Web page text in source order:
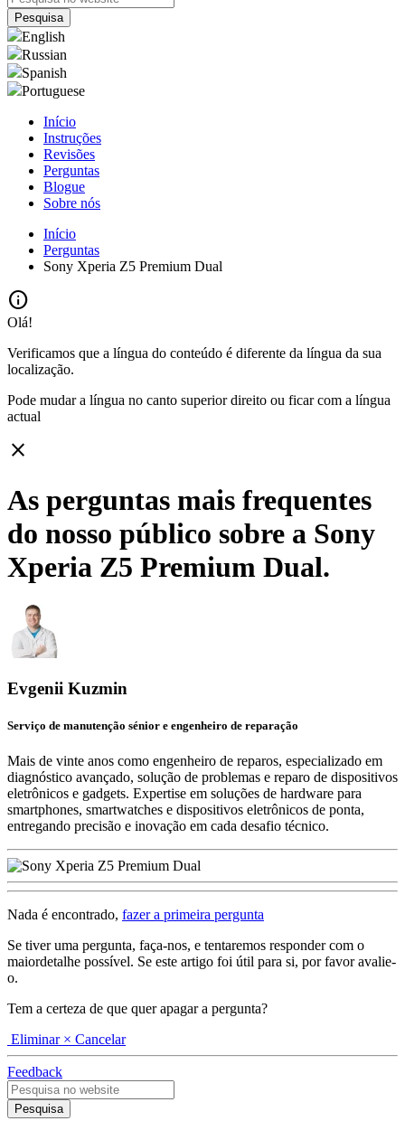
English
Russian
Spanish
Portuguese
Início
Instruções
Revisões
Perguntas
Blogue
Sobre nós
Início
Perguntas
Sony Xperia Z5 Premium Dual
info
Olá!
Verificamos que a língua do conteúdo é diferente da língua da sua
localização.
Pode mudar a língua no canto superior direito ou ficar com a língua
actual
close
As perguntas mais frequentes
do nosso público sobre a Sony
Xperia Z5 Premium Dual.
Evgenii Kuzmin
Serviço de manutenção sénior e engenheiro de reparação
Mais de vinte anos como engenheiro de reparos, especializado em
diagnóstico avançado, solução de problemas e reparo de dispositivos
eletrônicos e gadgets. Expertise em soluções de hardware para
smartphones, smartwatches e dispositivos eletrônicos de ponta,
entregando precisão e inovação em cada desafio técnico.
Nada é encontrado, fazer a primeira pergunta
Se tiver uma pergunta, faça-nos, e tentaremos responder com o
maiordetalhe possível. Se este artigo foi útil para si, por favor avalie-
o.
Tem a certeza de que quer apagar a pergunta?
Eliminar × Cancelar
Feedback